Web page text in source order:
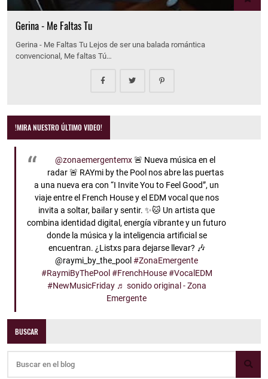
Gerina - Me Faltas Tu
Gerina - Me Faltas Tu Lejos de ser una balada romántica
convencional, Me faltas Tú…
!MIRA NUESTRO ÚLTIMO VIDEO!
@zonaemergentemx🚨 Nueva música en el
radar 🚨 RAYmi by the Pool nos abre las puertas
a una nueva era con “I Invite You to Feel Good”, un
viaje entre el French House y el EDM vocal que nos
invita a soltar, bailar y sentir. ✨🐱 Un artista que
combina identidad digital, energía vibrante y un futuro
donde la música y la inteligencia artificial se
encuentran. ¿Listxs para dejarse llevar? 🎶
@raymi_by_the_pool#ZonaEmergente
#RaymiByThePool #FrenchHouse #VocalEDM
#NewMusicFriday ♬ sonido original - Zona
Emergente
BUSCAR